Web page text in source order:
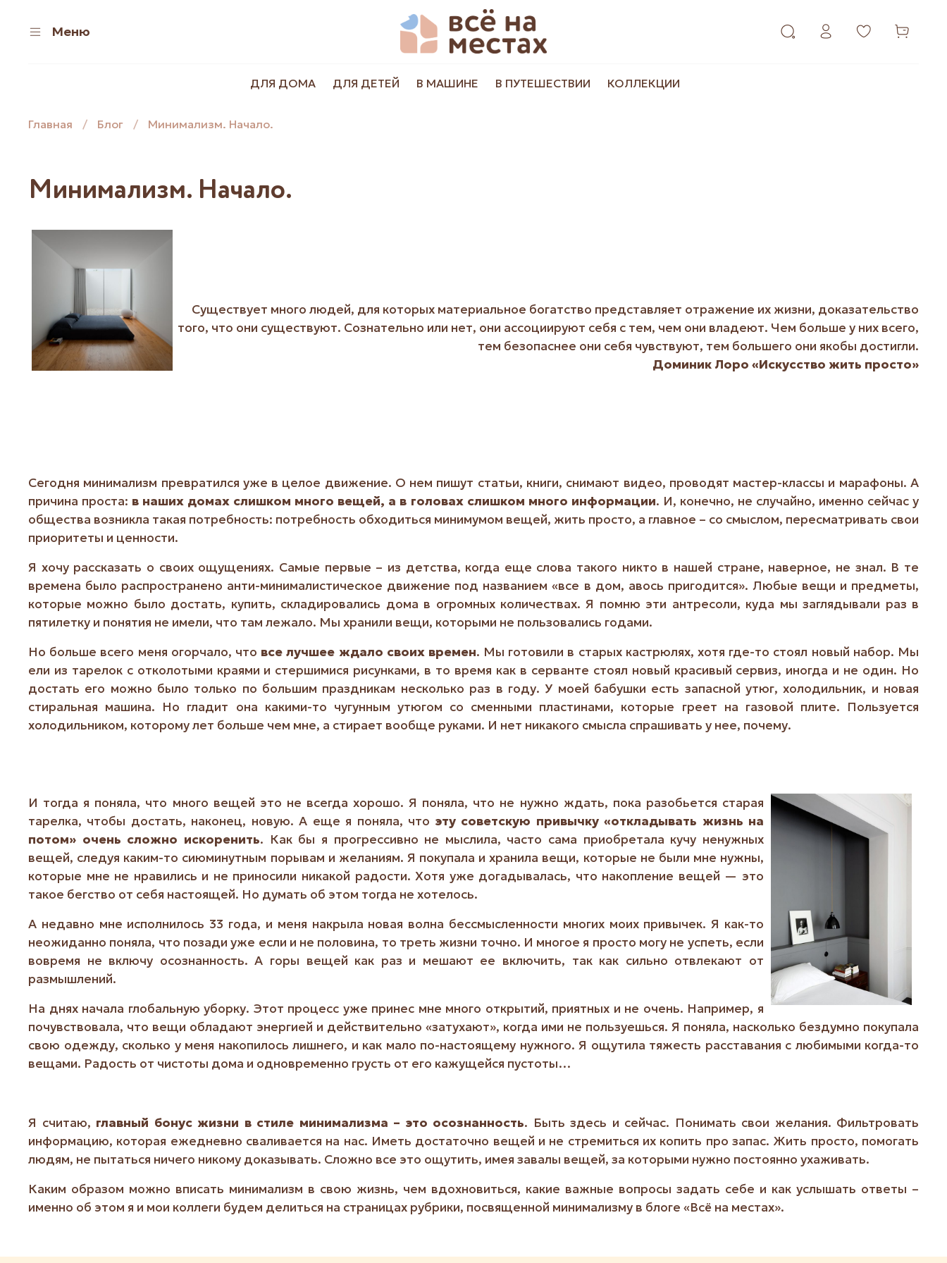
Меню
ДЛЯ ДОМА ДЛЯ ДЕТЕЙ В МАШИНЕ В ПУТЕШЕСТВИИ КОЛЛЕКЦИИ
Главная Блог Минимализм. Начало.
Минимализм. Начало.
Существует много людей, для которых материальное богатство представляет отражение их жизни, доказательство
того, что они существуют. Сознательно или нет, они ассоциируют себя с тем, чем они владеют. Чем больше у них всего,
тем безопаснее они себя чувствуют, тем большего они якобы достигли.
Доминик Лоро «Искусство жить просто»
Сегодня минимализм превратился уже в целое движение. О нем пишут статьи, книги, снимают видео, проводят мастер-классы и марафоны. А
причина проста: в наших домах слишком много вещей, а в головах слишком много информации. И, конечно, не случайно, именно сейчас у
общества возникла такая потребность: потребность обходиться минимумом вещей, жить просто, а главное – со смыслом, пересматривать свои
приоритеты и ценности.
Я хочу рассказать о своих ощущениях. Самые первые – из детства, когда еще слова такого никто в нашей стране, наверное, не знал. В те
времена было распространено анти-минималистическое движение под названием «все в дом, авось пригодится». Любые вещи и предметы,
которые можно было достать, купить, складировались дома в огромных количествах. Я помню эти антресоли, куда мы заглядывали раз в
пятилетку и понятия не имели, что там лежало. Мы хранили вещи, которыми не пользовались годами.
Но больше всего меня огорчало, что все лучшее ждало своих времен. Мы готовили в старых кастрюлях, хотя где-то стоял новый набор. Мы
ели из тарелок с отколотыми краями и стершимися рисунками, в то время как в серванте стоял новый красивый сервиз, иногда и не один. Но
достать его можно было только по большим праздникам несколько раз в году. У моей бабушки есть запасной утюг, холодильник, и новая
стиральная машина. Но гладит она какими-то чугунным утюгом со сменными пластинами, которые греет на газовой плите. Пользуется
холодильником, которому лет больше чем мне, а стирает вообще руками. И нет никакого смысла спрашивать у нее, почему.
И тогда я поняла, что много вещей это не всегда хорошо. Я поняла, что не нужно ждать, пока разобьется старая
тарелка, чтобы достать, наконец, новую. А еще я поняла, что эту советскую привычку «откладывать жизнь на
потом» очень сложно искоренить. Как бы я прогрессивно не мыслила, часто сама приобретала кучу ненужных
вещей, следуя каким-то сиюминутным порывам и желаниям. Я покупала и хранила вещи, которые не были мне нужны,
которые мне не нравились и не приносили никакой радости. Хотя уже догадывалась, что накопление вещей — это
такое бегство от себя настоящей. Но думать об этом тогда не хотелось.
А недавно мне исполнилось 33 года, и меня накрыла новая волна бессмысленности многих моих привычек. Я как-то
неожиданно поняла, что позади уже если и не половина, то треть жизни точно. И многое я просто могу не успеть, если
вовремя не включу осознанность. А горы вещей как раз и мешают ее включить, так как сильно отвлекают от
размышлений.
На днях начала глобальную уборку. Этот процесс уже принес мне много открытий, приятных и не очень. Например, я
почувствовала, что вещи обладают энергией и действительно «затухают», когда ими не пользуешься. Я поняла, насколько бездумно покупала
свою одежду, сколько у меня накопилось лишнего, и как мало по-настоящему нужного. Я ощутила тяжесть расставания с любимыми когда-то
вещами. Радость от чистоты дома и одновременно грусть от его кажущейся пустоты…
Я считаю, главный бонус жизни в стиле минимализма – это осознанность. Быть здесь и сейчас. Понимать свои желания. Фильтровать
информацию, которая ежедневно сваливается на нас. Иметь достаточно вещей и не стремиться их копить про запас. Жить просто, помогать
людям, не пытаться ничего никому доказывать. Сложно все это ощутить, имея завалы вещей, за которыми нужно постоянно ухаживать.
Каким образом можно вписать минимализм в свою жизнь, чем вдохновиться, какие важные вопросы задать себе и как услышать ответы –
именно об этом я и мои коллеги будем делиться на страницах рубрики, посвященной минимализму в блоге «Всё на местах».